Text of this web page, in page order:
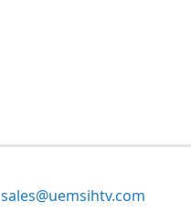
sales@uemsihtv.com